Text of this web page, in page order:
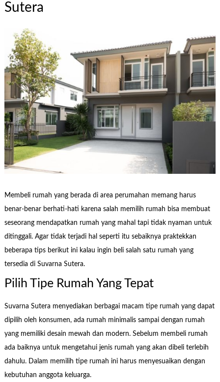
Sutera
Membeli rumah yang berada di area perumahan memang harus
benar-benar berhati-hati karena salah memilih rumah bisa membuat
seseorang mendapatkan rumah yang mahal tapi tidak nyaman untuk
ditinggali. Agar tidak terjadi hal seperti itu sebaiknya praktekkan
beberapa tips berikut ini kalau ingin beli salah satu rumah yang
tersedia di Suvarna Sutera.
Pilih Tipe Rumah Yang Tepat
Suvarna Sutera menyediakan berbagai macam tipe rumah yang dapat
dipilih oleh konsumen, ada rumah minimalis sampai dengan rumah
yang memiliki desain mewah dan modern. Sebelum membeli rumah
ada baiknya untuk mengetahui jenis rumah yang akan dibeli terlebih
dahulu. Dalam memilih tipe rumah ini harus menyesuaikan dengan
kebutuhan anggota keluarga.